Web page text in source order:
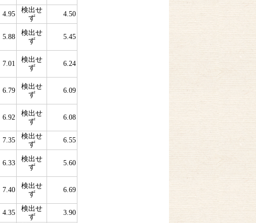
4.95
検出せ
ず
4.50
5.88
検出せ
ず
5.45
7.01
検出せ
ず
6.24
6.79
検出せ
ず
6.09
6.92
検出せ
ず
6.08
7.35
検出せ
ず
6.55
6.33
検出せ
ず
5.60
7.40
検出せ
ず
6.69
4.35
検出せ
ず
3.90